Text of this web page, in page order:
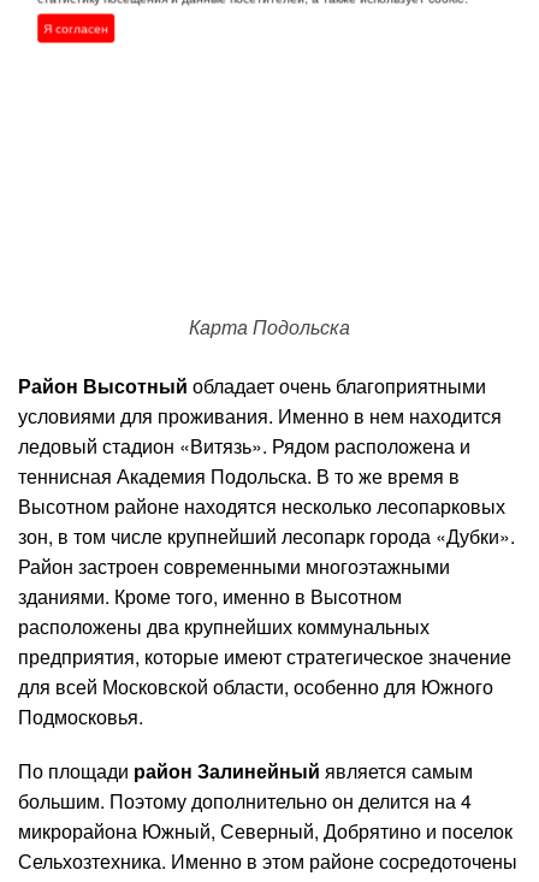
Карта Подольска
Район Высотный обладает очень благоприятными
условиями для проживания. Именно в нем находится
ледовый стадион «Витязь». Рядом расположена и
теннисная Академия Подольска. В то же время в
Высотном районе находятся несколько лесопарковых
зон, в том числе крупнейший лесопарк города «Дубки».
Район застроен современными многоэтажными
зданиями. Кроме того, именно в Высотном
расположены два крупнейших коммунальных
предприятия, которые имеют стратегическое значение
для всей Московской области, особенно для Южного
Подмосковья.
По площади район Залинейный является самым
большим. Поэтому дополнительно он делится на 4
микрорайона Южный, Северный, Добрятино и поселок
Сельхозтехника. Именно в этом районе сосредоточены
Я согласен